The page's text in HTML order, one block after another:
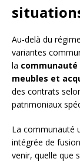
Au-delà du
variantes
la communauté
meubles et
des contrats
patrimoniaux
La communauté
intégrée de
venir, quelle que